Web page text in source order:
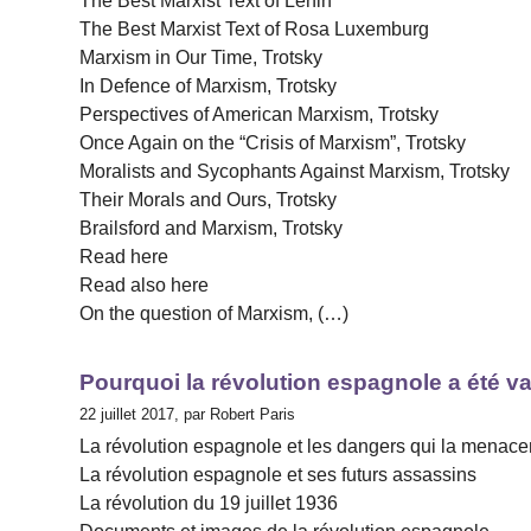
The Best Marxist Text of Rosa Luxemburg
Marxism in Our Time, Trotsky
In Defence of Marxism, Trotsky
Perspectives of American Marxism, Trotsky
Once Again on the “Crisis of Marxism”, Trotsky
Moralists and Sycophants Against Marxism, Trotsky
Their Morals and Ours, Trotsky
Brailsford and Marxism, Trotsky
Read here
Read also here
On the question of Marxism, (…)
Pourquoi la révolution espagnole a été
22 juillet 2017, par Robert Paris
La révolution espagnole et les dangers qui la
La révolution espagnole et ses futurs assassins
La révolution du 19 juillet 1936